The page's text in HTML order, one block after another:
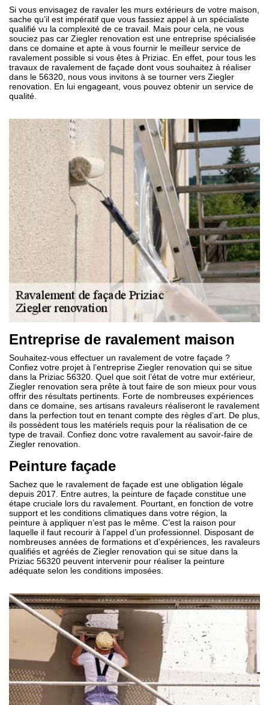
Si vous envisagez de ravaler les murs extérieurs de votre maison,
sache qu’il est impératif que vous fassiez appel à un spécialiste
qualifié vu la complexité de ce travail. Mais pour cela, ne vous
souciez pas car Ziegler renovation est une entreprise spécialisée
dans ce domaine et apte à vous fournir le meilleur service de
ravalement possible si vous êtes à Priziac. En effet, pour tous les
travaux de ravalement de façade dont vous souhaitez à réaliser
dans le 56320, nous vous invitons à se tourner vers Ziegler
renovation. En lui engageant, vous pouvez obtenir un service de
qualité.
Entreprise de ravalement maison
Souhaitez-vous effectuer un ravalement de votre façade ?
Confiez votre projet à l’entreprise Ziegler renovation qui se situe
dans la Priziac 56320. Quel que soit l’état de votre mur extérieur,
Ziegler renovation sera prête à tout faire de son mieux pour vous
offrir des résultats pertinents. Forte de nombreuses expériences
dans ce domaine, ses artisans ravaleurs réaliseront le ravalement
dans la perfection tout en tenant compte des règles d’art. De plus,
ils possèdent tous les matériels requis pour la réalisation de ce
type de travail. Confiez donc votre ravalement au savoir-faire de
Ziegler renovation.
Peinture façade
Sachez que le ravalement de façade est une obligation légale
depuis 2017. Entre autres, la peinture de façade constitue une
étape cruciale lors du ravalement. Pourtant, en fonction de votre
support et les conditions climatiques dans votre région, la
peinture à appliquer n’est pas le même. C’est la raison pour
laquelle il faut recourir à l’appel d’un professionnel. Disposant de
nombreuses années de formations et d’expériences, les ravaleurs
qualifiés et agréés de Ziegler renovation qui se situe dans la
Priziac 56320 peuvent intervenir pour réaliser la peinture
adéquate selon les conditions imposées.